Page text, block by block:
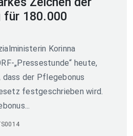
für 180.000
Korinna
„Pressestunde“ heute,
dass der Pflegebonus
festgeschrieben wird.